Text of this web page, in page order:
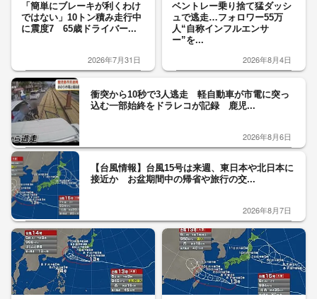
「簡単にブレーキが利くわけ
ではない」10トン積み走行中
に震度7 65歳ドライバー...
2026年7月31日
ベントレー乗り捨て猛ダッシ
ュで逃走…フォロワー55万
人“自称インフルエンサ
ー”を...
2026年8月4日
衝突から10秒で3人逃走 軽自動車が市電に突っ
込む一部始終をドラレコが記録 鹿児...
2026年8月6日
【台風情報】台風15号は来週、東日本や北日本に
接近か お盆期間中の帰省や旅行の交...
2026年8月7日